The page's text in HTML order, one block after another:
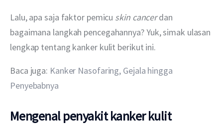
Lalu, apa saja faktor pemicu skin cancer dan
bagaimana langkah pencegahannya? Yuk, simak ulasan
lengkap tentang kanker kulit berikut ini.
Baca juga: Kanker Nasofaring, Gejala hingga
Penyebabnya
Mengenal penyakit kanker kulit